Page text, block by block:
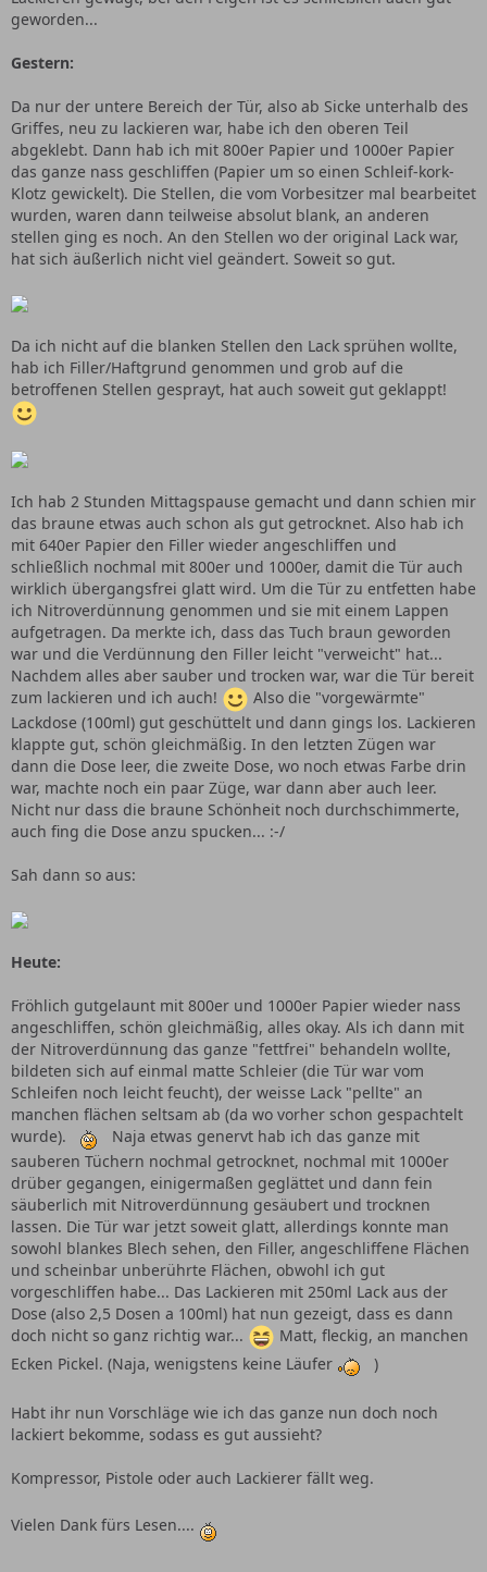
geworden...
Gestern:
Da nur der untere Bereich der Tür, also ab Sicke unterhalb des
Griffes, neu zu lackieren war, habe ich den oberen Teil
abgeklebt. Dann hab ich mit 800er Papier und 1000er Papier
das ganze nass geschliffen (Papier um so einen Schleif-kork-
Klotz gewickelt). Die Stellen, die vom Vorbesitzer mal bearbeitet
wurden, waren dann teilweise absolut blank, an anderen
stellen ging es noch. An den Stellen wo der original Lack war,
hat sich äußerlich nicht viel geändert. Soweit so gut.
Da ich nicht auf die blanken Stellen den Lack sprühen wollte,
hab ich Filler/Haftgrund genommen und grob auf die
betroffenen Stellen gesprayt, hat auch soweit gut geklappt!
Ich hab 2 Stunden Mittagspause gemacht und dann schien mir
das braune etwas auch schon als gut getrocknet. Also hab ich
mit 640er Papier den Filler wieder angeschliffen und
schließlich nochmal mit 800er und 1000er, damit die Tür auch
wirklich übergangsfrei glatt wird. Um die Tür zu entfetten habe
ich Nitroverdünnung genommen und sie mit einem Lappen
aufgetragen. Da merkte ich, dass das Tuch braun geworden
war und die Verdünnung den Filler leicht "verweicht" hat...
Nachdem alles aber sauber und trocken war, war die Tür bereit
zum lackieren und ich auch!
Also die "vorgewärmte"
Lackdose (100ml) gut geschüttelt und dann gings los. Lackieren
klappte gut, schön gleichmäßig. In den letzten Zügen war
dann die Dose leer, die zweite Dose, wo noch etwas Farbe drin
war, machte noch ein paar Züge, war dann aber auch leer.
Nicht nur dass die braune Schönheit noch durchschimmerte,
auch fing die Dose anzu spucken... :-/
Sah dann so aus:
Heute:
Fröhlich gutgelaunt mit 800er und 1000er Papier wieder nass
angeschliffen, schön gleichmäßig, alles okay. Als ich dann mit
der Nitroverdünnung das ganze "fettfrei" behandeln wollte,
bildeten sich auf einmal matte Schleier (die Tür war vom
Schleifen noch leicht feucht), der weisse Lack "pellte" an
manchen flächen seltsam ab (da wo vorher schon gespachtelt
wurde).
Naja etwas genervt hab ich das ganze mit
sauberen Tüchern nochmal getrocknet, nochmal mit 1000er
drüber gegangen, einigermaßen geglättet und dann fein
säuberlich mit Nitroverdünnung gesäubert und trocknen
lassen. Die Tür war jetzt soweit glatt, allerdings konnte man
sowohl blankes Blech sehen, den Filler, angeschliffene Flächen
und scheinbar unberührte Flächen, obwohl ich gut
vorgeschliffen habe... Das Lackieren mit 250ml Lack aus der
Dose (also 2,5 Dosen a 100ml) hat nun gezeigt, dass es dann
doch nicht so ganz richtig war...
Matt, fleckig, an manchen
Ecken Pickel. (Naja, wenigstens keine Läufer
)
Habt ihr nun Vorschläge wie ich das ganze nun doch noch
lackiert bekomme, sodass es gut aussieht?
Kompressor, Pistole oder auch Lackierer fällt weg.
Vielen Dank fürs Lesen....